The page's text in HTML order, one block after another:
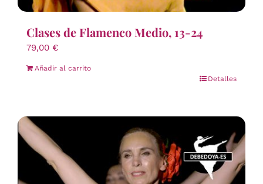
Clases de Flamenco Medio, 13-24
79,00 €
Añadir al carrito
Detalles